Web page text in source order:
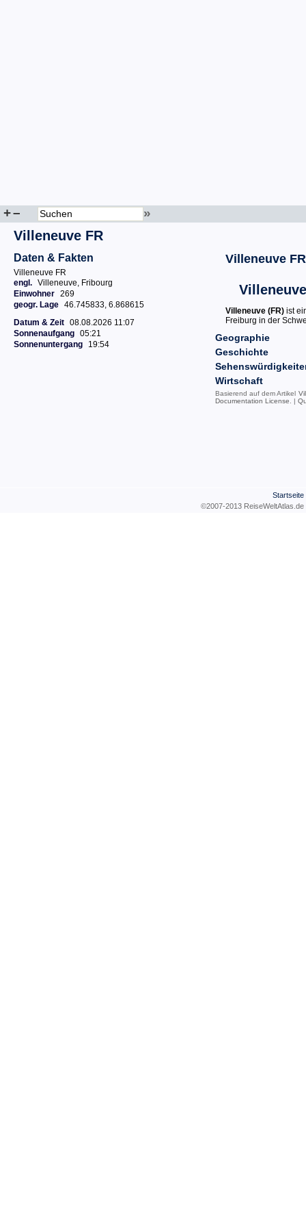
+– »
Villeneuve FR
Daten & Fakten
Villeneuve FR
engl. Villeneuve, Fribourg
Einwohner 269
geogr. Lage 46.745833, 6.868615
Datum & Zeit 08.08.2026 11:07
Sonnenaufgang 05:21
Sonnenuntergang
19:54
Villeneuve FR
Villeneuve (FR) ist
Freiburg in der
Geographie
Geschichte
Wirtschaft
Basierend auf dem Artikel
Documentation License . |
Startseite
©2007-2013